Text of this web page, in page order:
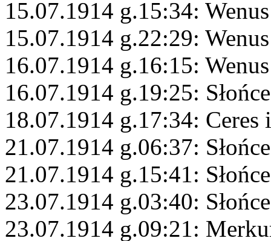
15.07.1914 g.15:34:
15.07.1914 g.22:29:
16.07.1914 g.16:15:
16.07.1914 g.19:25:
18.07.1914 g.17:34: Ceres
21.07.1914 g.06:37:
21.07.1914 g.15:41:
23.07.1914 g.03:40:
23.07.1914 g.09:21: